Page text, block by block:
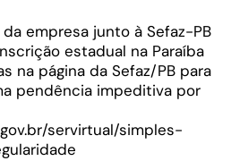
empresa junto à Sefaz-PB
estadual na Paraíba
na página da Sefaz/PB para
pendência impeditiva por
servirtual/simples-